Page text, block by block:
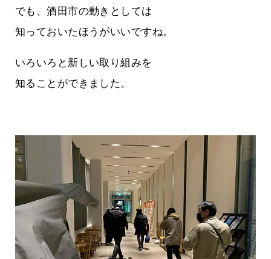
でも、酒田市の動きとしては
知っておいたほうがいいですね。
いろいろと新しい取り組みを
知ることができました。